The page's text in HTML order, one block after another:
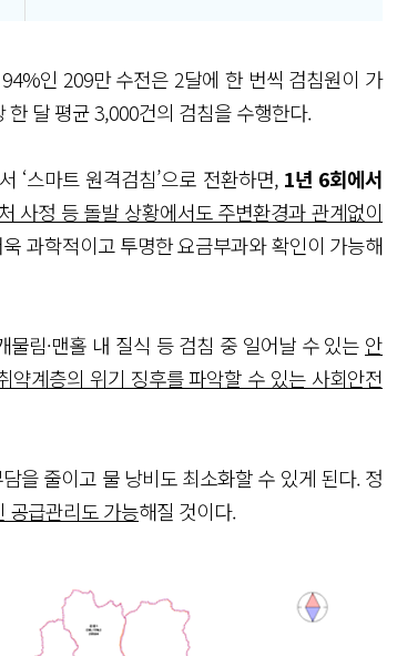
인 209만 수전은 2달에 한 번씩 검침원이 가
달 평균 3,000건의 검침을 수행한다.
‘스마트 원격검침’으로 전환하면, 1년 6회에서
사정 등 돌발 상황에서도 주변환경과 관계없이
과학적이고 투명한 요금부과와 확인이 가능해
물림·맨홀 내 질식 등 검침 중 일어날 수 있는 안
약계층의 위기 징후를 파악할 수 있는 사회안전
을 줄이고 물 낭비도 최소화할 수 있게 된다. 정
공급관리도 가능해질 것이다.